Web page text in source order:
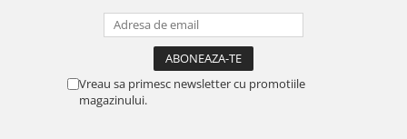
Vreau sa primesc newsletter cu promotiile
magazinului.